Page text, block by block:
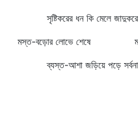
সৃষ্টিকরের ধন কি মেলে
মস্ত-বড়োর লোভে শেষে মস্ত
ব্যস্ত-আশা জড়িয়ে পড়ে